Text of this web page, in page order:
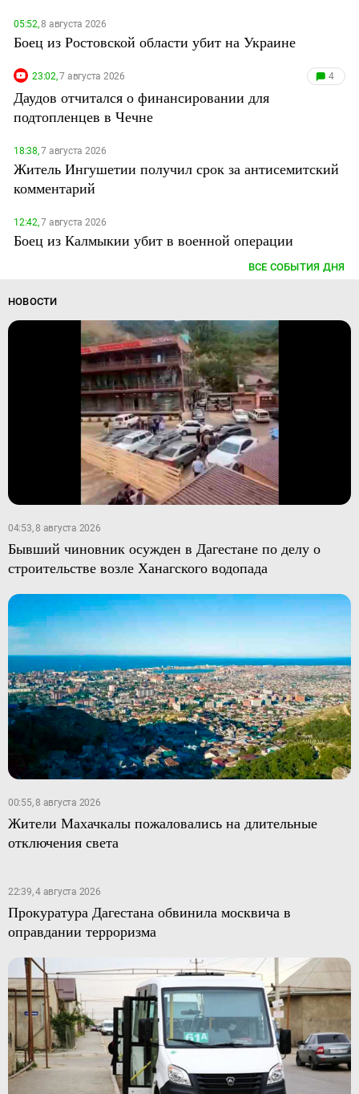
05:52,8 августа 2026
Боец из Ростовской области убит на Украине
23:02,7 августа 2026 4
Даудов отчитался о финансировании для
подтопленцев в Чечне
18:38,7 августа 2026
Житель Ингушетии получил срок за антисемитский
комментарий
12:42,7 августа 2026
Боец из Калмыкии убит в военной операции
ВСЕ СОБЫТИЯ ДНЯ
НОВОСТИ
04:53, 8 августа 2026
Бывший чиновник осужден в Дагестане по делу о
строительстве возле Ханагского водопада
00:55, 8 августа 2026
Жители Махачкалы пожаловались на длительные
отключения света
22:39, 4 августа 2026
Прокуратура Дагестана обвинила москвича в
оправдании терроризма